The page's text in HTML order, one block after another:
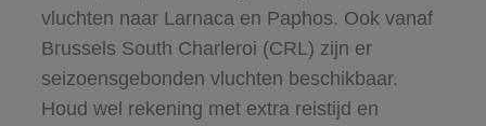
vluchten naar Larnaca en Paphos. Ook vanaf
Brussels South Charleroi (CRL) zijn er
seizoensgebonden vluchten beschikbaar.
Houd wel rekening met extra reistijd en